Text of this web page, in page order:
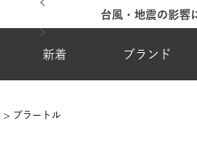
台風・地震の影響
新着 ブランド
プラートル